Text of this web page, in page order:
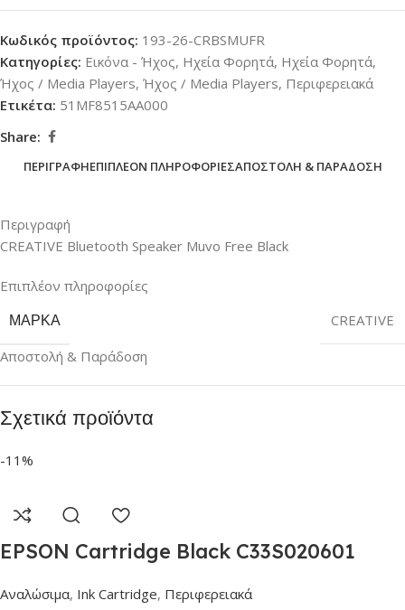
Κωδικός προϊόντος: 193-26-CRBSMUFR
Κατηγορίες: Εικόνα - Ήχος, Ηχεία Φορητά, Ηχεία Φορητά,
Ήχος / Media Players, Ήχος / Media Players, Περιφερειακά
Ετικέτα: 51MF8515AA000
Share:
ΠΕΡΙΓΡΑΦΉΕΠΙΠΛΈΟΝ ΠΛΗΡΟΦΟΡΊΕΣΑΠΟΣΤΟΛΉ & ΠΑΡΆΔΟΣΗ
Περιγραφή
CREATIVE Bluetooth Speaker Muvo Free Black
Επιπλέον πληροφορίες
ΜΆΡΚΑ
CREATIVE
Αποστολή & Παράδοση
Σχετικά προϊόντα
-11%
EPSON Cartridge Black C33S020601
Αναλώσιμα, Ink Cartridge, Περιφερειακά